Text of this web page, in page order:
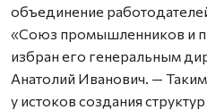
объединение
«Союз промышленников и
избран его генеральным
Анатолий Иванович. —
у истоков создания